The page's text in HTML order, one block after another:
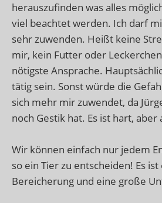
herauszufinden was alles
viel beachtet werden. Ich darf
sehr zuwenden. Heißt keine
mir, kein Futter oder
nötigste Ansprache.
tätig sein. Sonst würde die
sich mehr mir zuwendet, da
noch Gestik hat. Es ist hart,
Wir können einfach nur jedem
so ein Tier zu entscheiden! Es
Bereicherung und eine große